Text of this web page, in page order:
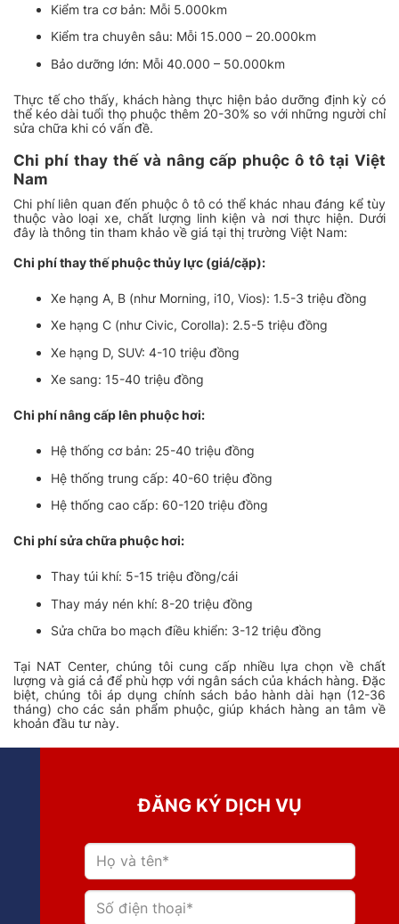
Kiểm tra cơ bản: Mỗi 5.000km
Kiểm tra chuyên sâu: Mỗi 15.000 – 20.000km
Bảo dưỡng lớn: Mỗi 40.000 – 50.000km
Thực tế cho thấy, khách hàng thực hiện bảo dưỡng định kỳ có
thể kéo dài tuổi thọ phuộc thêm 20-30% so với những người chỉ
sửa chữa khi có vấn đề.
Chi phí thay thế và nâng cấp phuộc ô tô tại Việt
Nam
Chi phí liên quan đến phuộc ô tô có thể khác nhau đáng kể tùy
thuộc vào loại xe, chất lượng linh kiện và nơi thực hiện. Dưới
đây là thông tin tham khảo về giá tại thị trường Việt Nam:
Chi phí thay thế phuộc thủy lực (giá/cặp):
Xe hạng A, B (như Morning, i10, Vios): 1.5-3 triệu đồng
Xe hạng C (như Civic, Corolla): 2.5-5 triệu đồng
Xe hạng D, SUV: 4-10 triệu đồng
Xe sang: 15-40 triệu đồng
Chi phí nâng cấp lên phuộc hơi:
Hệ thống cơ bản: 25-40 triệu đồng
Hệ thống trung cấp: 40-60 triệu đồng
Hệ thống cao cấp: 60-120 triệu đồng
Chi phí sửa chữa phuộc hơi:
Thay túi khí: 5-15 triệu đồng/cái
Thay máy nén khí: 8-20 triệu đồng
Sửa chữa bo mạch điều khiển: 3-12 triệu đồng
Tại NAT Center, chúng tôi cung cấp nhiều lựa chọn về chất
lượng và giá cả để phù hợp với ngân sách của khách hàng. Đặc
biệt, chúng tôi áp dụng chính sách bảo hành dài hạn (12-36
tháng) cho các sản phẩm phuộc, giúp khách hàng an tâm về
khoản đầu tư này.
ĐĂNG KÝ DỊCH VỤ